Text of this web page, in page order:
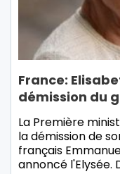
France:
démission du
La Première
la démission de
français
annoncé l'Elysée.